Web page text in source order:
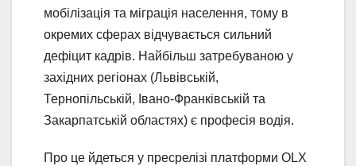
мобілізація та міграція населення, тому в
окремих сферах відчувається сильний
дефіцит кадрів. Найбільш затребуваною у
західних регіонах (Львівській,
Тернопільській, Івано-Франківській та
Закарпатській областях) є професія водія.
Про це йдеться у пресрелізі платформи OLX